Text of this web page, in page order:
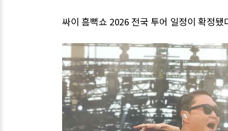
싸이 흠뻑쇼 2026 전국 투어 일정이 확정됐